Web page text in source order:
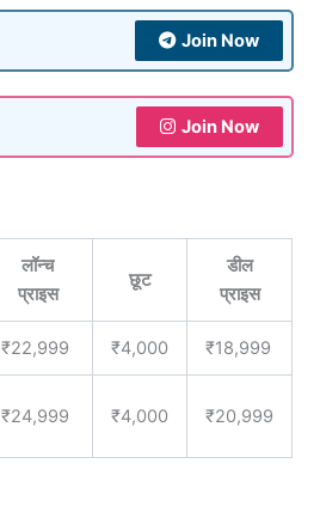
Join Now
Join Now
लॉन्च
प्राइस
छूट
डील
प्राइस
₹22,999 ₹4,000 ₹18,999
₹24,999 ₹4,000 ₹20,999